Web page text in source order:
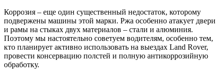
Коррозия – еще один существенный недостаток, которому
подвержены машины этой марки. Ржа особенно атакует двери
и рамы на стыках двух материалов – стали и алюминия.
Поэтому мы настоятельно советуем водителям, особенно тем,
кто планирует активно использовать на выездах Land Rover,
провести консервацию полстей и полную антикоррозийную
обработку.